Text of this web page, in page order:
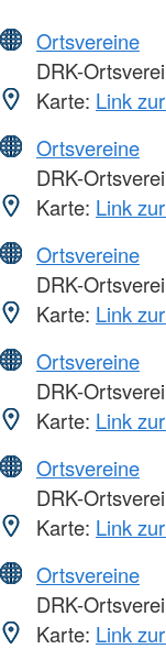
Ortsvereine
DRK-
Karte: Link
Ortsvereine
DRK-
Karte: Link
Ortsvereine
DRK-
Karte: Link
Ortsvereine
DRK-
Karte: Link
Ortsvereine
DRK-
Karte: Link
Ortsvereine
DRK-
Karte: Link